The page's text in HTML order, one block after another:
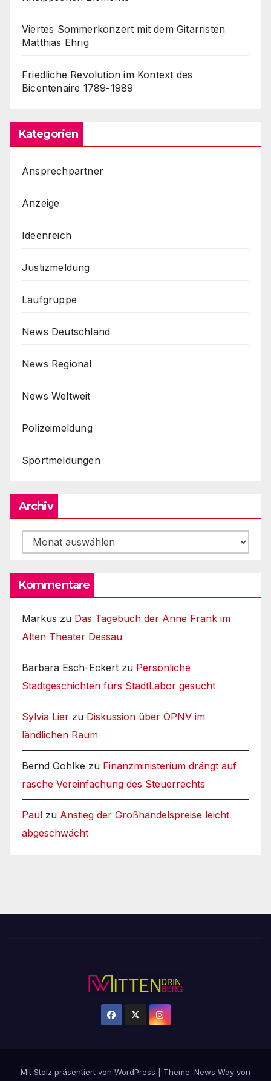
Viertes Sommerkonzert mit dem Gitarristen
Matthias Ehrig
Friedliche Revolution im Kontext des
Bicentenaire 1789-1989
Kategorien
Ansprechpartner
Anzeige
Ideenreich
Justizmeldung
Laufgruppe
News Deutschland
News Regional
News Weltweit
Polizeimeldung
Sportmeldungen
Archiv
Archiv
Kommentare
Markus zu Das Tagebuch der Anne Frank im
Alten Theater Dessau
Barbara Esch-Eckert zu Persönliche
Stadtgeschichten fürs StadtLabor gesucht
Sylvia Lier zu Diskussion über ÖPNV im
ländlichen Raum
Bernd Gohlke zu Finanzministerium drängt auf
rasche Vereinfachung des Steuerrechts
Paul zu Anstieg der Großhandelspreise leicht
abgeschwächt
Mit Stolz präsentiert von WordPress Theme: News Way von